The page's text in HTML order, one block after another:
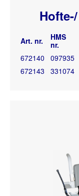
Art. nr.
HMS
nr.
672140
097935
672143
331074